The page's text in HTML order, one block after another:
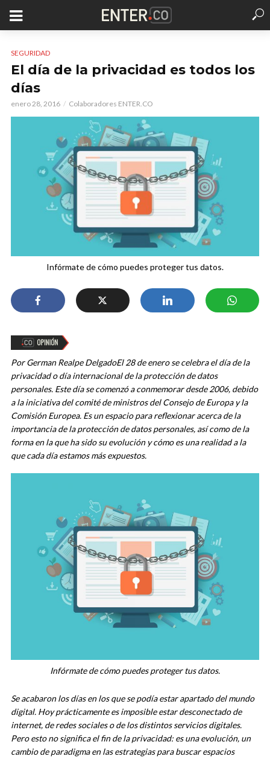
SEGURIDAD
El día de la privacidad es todos los
días
enero 28, 2016 Colaboradores ENTER.CO
Infórmate de cómo puedes proteger tus datos.
Por German Realpe DelgadoEl 28 de enero se celebra el día de la
privacidad o día internacional de la protección de datos
personales. Este día se comenzó a conmemorar desde 2006, debido
a la iniciativa del comité de ministros del Consejo de Europa y la
Comisión Europea. Es un espacio para reflexionar acerca de la
importancia de la protección de datos personales, así como de la
forma en la que ha sido su evolución y cómo es una realidad a la
que cada día estamos más expuestos.
Infórmate de cómo puedes proteger tus datos.
Se acabaron los días en los que se podía estar apartado del mundo
digital. Hoy prácticamente es imposible estar desconectado de
internet, de redes sociales o de los distintos servicios digitales.
Pero esto no significa el fin de la privacidad: es una evolución, un
cambio de paradigma en las estrategias para buscar espacios